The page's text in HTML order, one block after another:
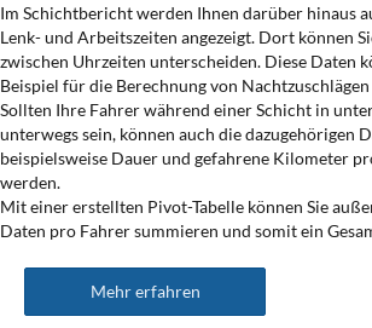
Im Schichtbericht werden Ihnen darüber hinaus
Lenk- und Arbeitszeiten angezeigt. Dort können
zwischen Uhrzeiten unterscheiden. Diese Daten
Beispiel für die Berechnung von
Sollten Ihre Fahrer während einer Schicht in
unterwegs sein, können auch die dazugehörigen
beispielsweise Dauer und gefahrene Kilometer
werden.
Mit einer erstellten Pivot-Tabelle können Sie
Daten pro Fahrer summieren und somit ein
Mehr erfahren